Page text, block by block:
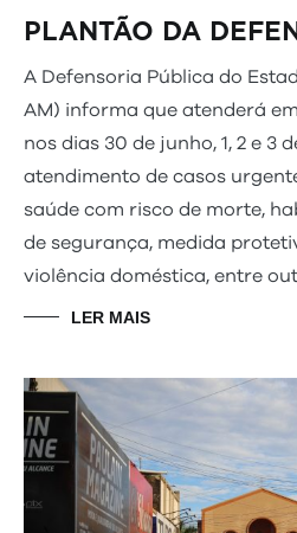
PLANTÃO DA
A Defensoria Pública do
AM) informa que atenderá
nos dias 30 de junho, 1, 2 e 3
atendimento de casos
saúde com risco de morte,
de segurança, medida
violência doméstica, entre
LER MAIS